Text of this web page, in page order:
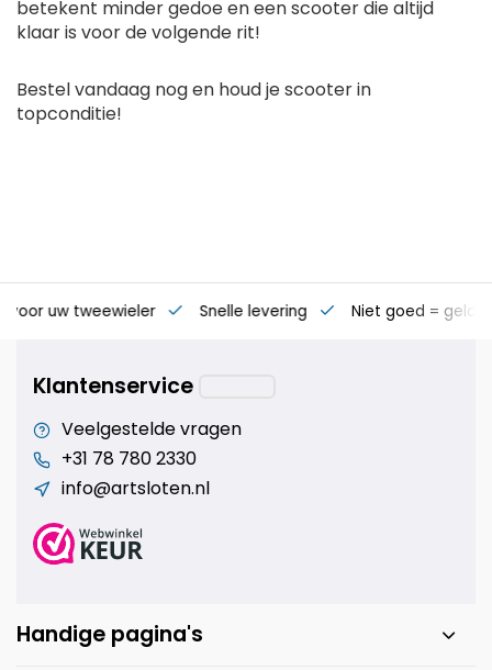
betekent minder gedoe en een scooter die altijd
klaar is voor de volgende rit!
Bestel vandaag nog en houd je scooter in
topconditie!
voor uw tweewieler Snelle levering Niet goed = geld
Klantenservice
Veelgestelde vragen
+31 78 780 2330
info@artsloten.nl
Handige pagina's